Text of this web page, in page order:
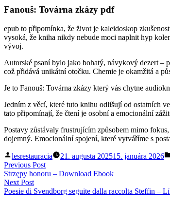
Fanouš: Továrna zkázy pdf
epub to připomínka, že život je kaleidoskop
vysoká, že kniha nikdy nebude moci naplnit hyp
vývoj.
Autorské psaní bylo jako bohatý, návykový dezert –
což přidává unikátní otočku. Chemie je okamžitá a
Je to Fanouš: Továrna zkázy který vás chytne
Jedním z věcí, které tuto knihu odlišují od ostatních
tato připomínají, že čtení je osobní a emocionální
Postavy zůstávaly frustrujícím způsobem mimo
dojemný. Emocionální spojení, které vytváříme s
Posted
by
lesrestauracia 21. augusta 202515. januára 2026
Navigácia
v
článku
Previous PostPrevious
post:
Strzępy honoru – Download Ebook
Next PostNext
post:
Poesie di Svendborg seguite dalla raccolta Steffin –